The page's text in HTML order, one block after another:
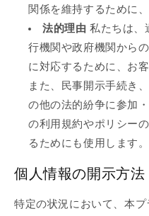
関係を維持するために
法的理由 私たちは、
行機関や政府機関から
に対応するために、お
また、民事開示手続き
の他の法的紛争に参加
の利用規約やポリシー
るためにも使用します。
個人情報の開示方法
特定の状況において、本